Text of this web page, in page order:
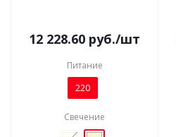
12 228.60 руб./шт
Питание
220
Свечение